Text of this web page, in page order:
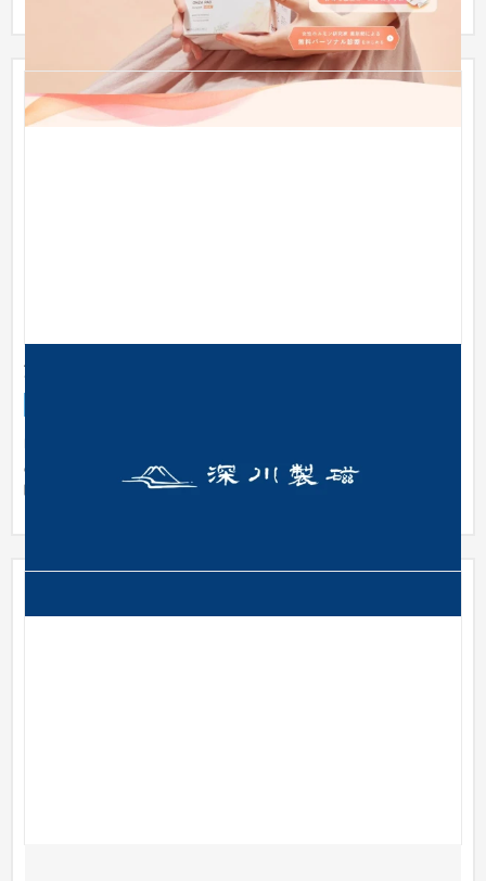
深川製磁ブランドサイト リニューアル
のブランドサイトをリニューアル制作。「フカガワブルー」と
呼ばれる...